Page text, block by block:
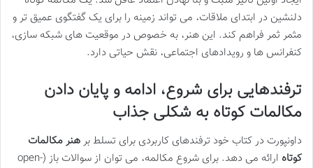
دلنشین در ابتدای ملاقات، می تواند زمینه را برای یک گفتگوی عمیق تر و
مثمر ثمر فراهم کند. این هنر، به خصوص در موقعیت های شبکه سازی،
کنفرانس ها و رویدادهای اجتماعی، نقش حیاتی دارد.
ترفندهایی برای شروع، ادامه و پایان دادن
مکالمات کوتاه به شکلی جذاب
داونپورت در کتاب خود ترفندهای کاربردی برای تسلط برهنر مکالمات
کوتاه
ارائه می دهد. برای شروع مکالمه، می توان از سوالات باز (open-